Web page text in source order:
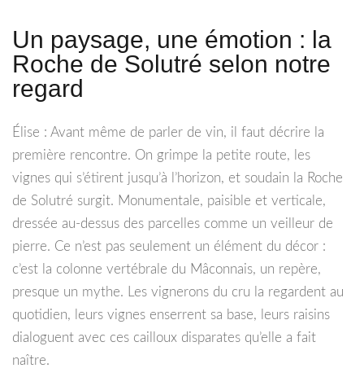
Un paysage, une émotion : la
Roche de Solutré selon notre
regard
Élise : Avant même de parler de vin, il faut décrire la
première rencontre. On grimpe la petite route, les
vignes qui s’étirent jusqu’à l’horizon, et soudain la Roche
de Solutré surgit. Monumentale, paisible et verticale,
dressée au-dessus des parcelles comme un veilleur de
pierre. Ce n’est pas seulement un élément du décor :
c’est la colonne vertébrale du Mâconnais, un repère,
presque un mythe. Les vignerons du cru la regardent au
quotidien, leurs vignes enserrent sa base, leurs raisins
dialoguent avec ces cailloux disparates qu’elle a fait
naître.